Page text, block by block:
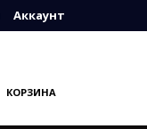
Аккаунт
КОРЗИНА